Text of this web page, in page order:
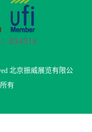
北京振威展览有限公
有